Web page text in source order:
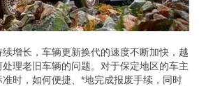
增长，车辆更新换代的速度不断加快，越
理老旧车辆的问题。对于保定地区的车主
时，如何便捷、*地完成报废手续，同时